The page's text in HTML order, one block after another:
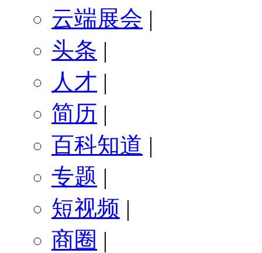
云端展会 |
头条 |
人才 |
简历 |
百科知道 |
专题 |
短视频 |
商圈 |